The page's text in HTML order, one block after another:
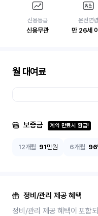
신용등급
신용무관
운전연령
만 26세
월 대여료
보증금 계약 만료시 환급!
12개월 91만원 6개월 96
정비/관리 제공 혜택
정비/관리 제공 혜택이 포함